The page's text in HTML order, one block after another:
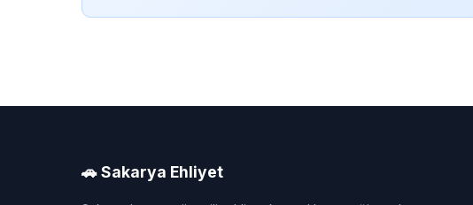
🚗 Sakarya Ehliyet